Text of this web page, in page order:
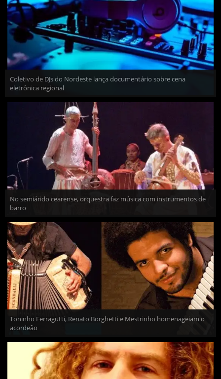
Coletivo de DJs do Nordeste lança documentário sobre cena
eletrônica regional
No semiárido cearense, orquestra faz música com instrumentos de
barro
Toninho Ferragutti, Renato Borghetti e Mestrinho homenageiam o
acordeão